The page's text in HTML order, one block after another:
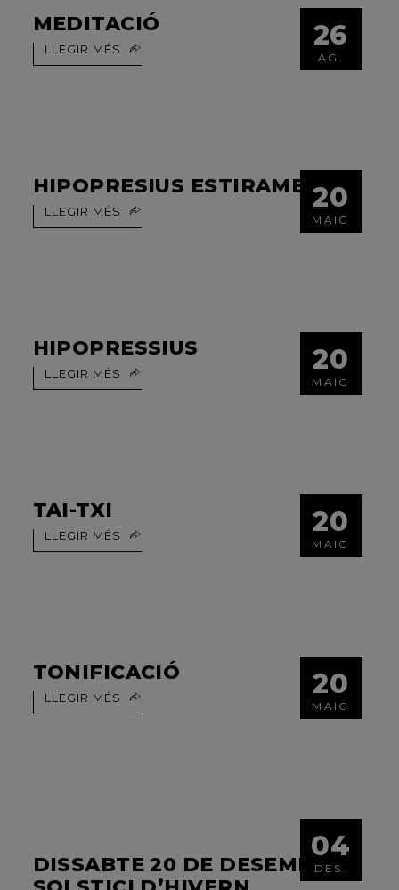
26
AG.
MEDITACIÓ
LLEGIR MÉS
20
MAIG
HIPOPRESIUS ESTIRAMENTS
LLEGIR MÉS
20
MAIG
HIPOPRESSIUS
LLEGIR MÉS
20
MAIG
TAI-TXI
LLEGIR MÉS
20
MAIG
TONIFICACIÓ
LLEGIR MÉS
04
DES.
DISSABTE 20 DE DESEMBRE,